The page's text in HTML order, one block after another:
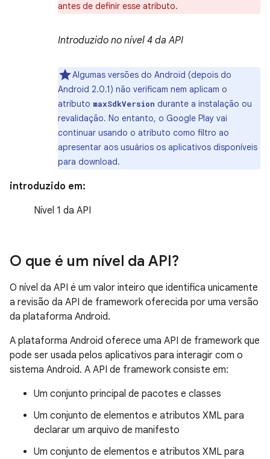
antes de definir esse atributo.
Introduzido no nível 4 da API
Algumas versões do Android (depois do
Android 2.0.1) não verificam nem aplicam o
atributo maxSdkVersion durante a instalação ou
revalidação. No entanto, o Google Play vai
continuar usando o atributo como filtro ao
apresentar aos usuários os aplicativos disponíveis
para download.
introduzido em:
Nível 1 da API
O que é um nível da API?
O nível da API é um valor inteiro que identifica unicamente
a revisão da API de framework oferecida por uma versão
da plataforma Android.
A plataforma Android oferece uma API de framework que
pode ser usada pelos aplicativos para interagir com o
sistema Android. A API de framework consiste em:
Um conjunto principal de pacotes e classes
Um conjunto de elementos e atributos XML para
declarar um arquivo de manifesto
Um conjunto de elementos e atributos XML para